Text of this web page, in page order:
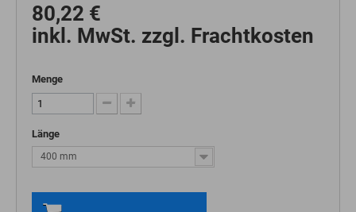
80,22 €
inkl. MwSt. zzgl. Frachtkosten
Menge
Länge
400 mm